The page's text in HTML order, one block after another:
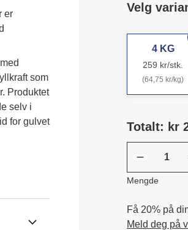
er
som
Produktet
selv i
for gulvet
Velg
4 KG
259 kr/stk.
(64,75 kr/kg)
Totalt: kr
Mengde
Få 20% på
Meld deg på